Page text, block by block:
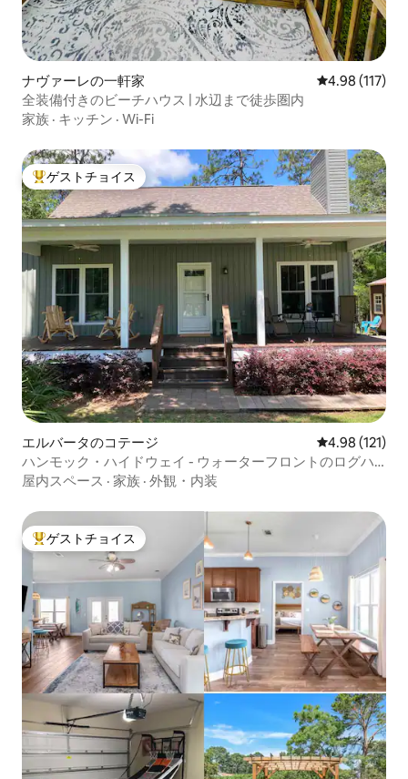
ナヴァーレの一軒家 レビュー117
4.98 (117)
全装備付きのビーチハウス | 水辺まで徒歩圏内
家族 · キッチン · Wi-Fi
大好評のゲストチョイスです。
ゲストチョイス
エルバータのコテージ レビュー121
4.98 (121)
ハンモック・ハイドウェイ - ウォーターフロントのログハ
ウス
屋内スペース · 家族 · 外観・内装
大好評のゲストチョイスです。
ゲストチョイス